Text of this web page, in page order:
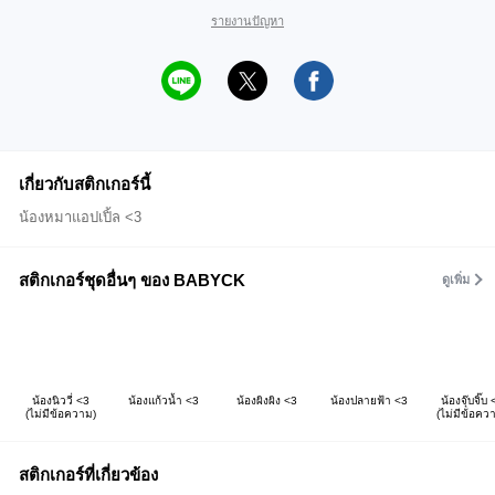
รายงานปัญหา
เกี่ยวกับสติกเกอร์นี้
น้องหมาแอปเปิ้ล <3
สติกเกอร์ชุดอื่นๆ ของ BABYCK ดูเพิ่ม
น้องนิววี่ <3
(ไม่มีข้อความ)
น้องแก้วน้ำ <3 น้องผิงผิง <3 น้องปลายฟ้า <3
น้องจุ๊บจิ๊บ
(ไม่มีข้อคว
สติกเกอร์ที่เกี่ยวข้อง